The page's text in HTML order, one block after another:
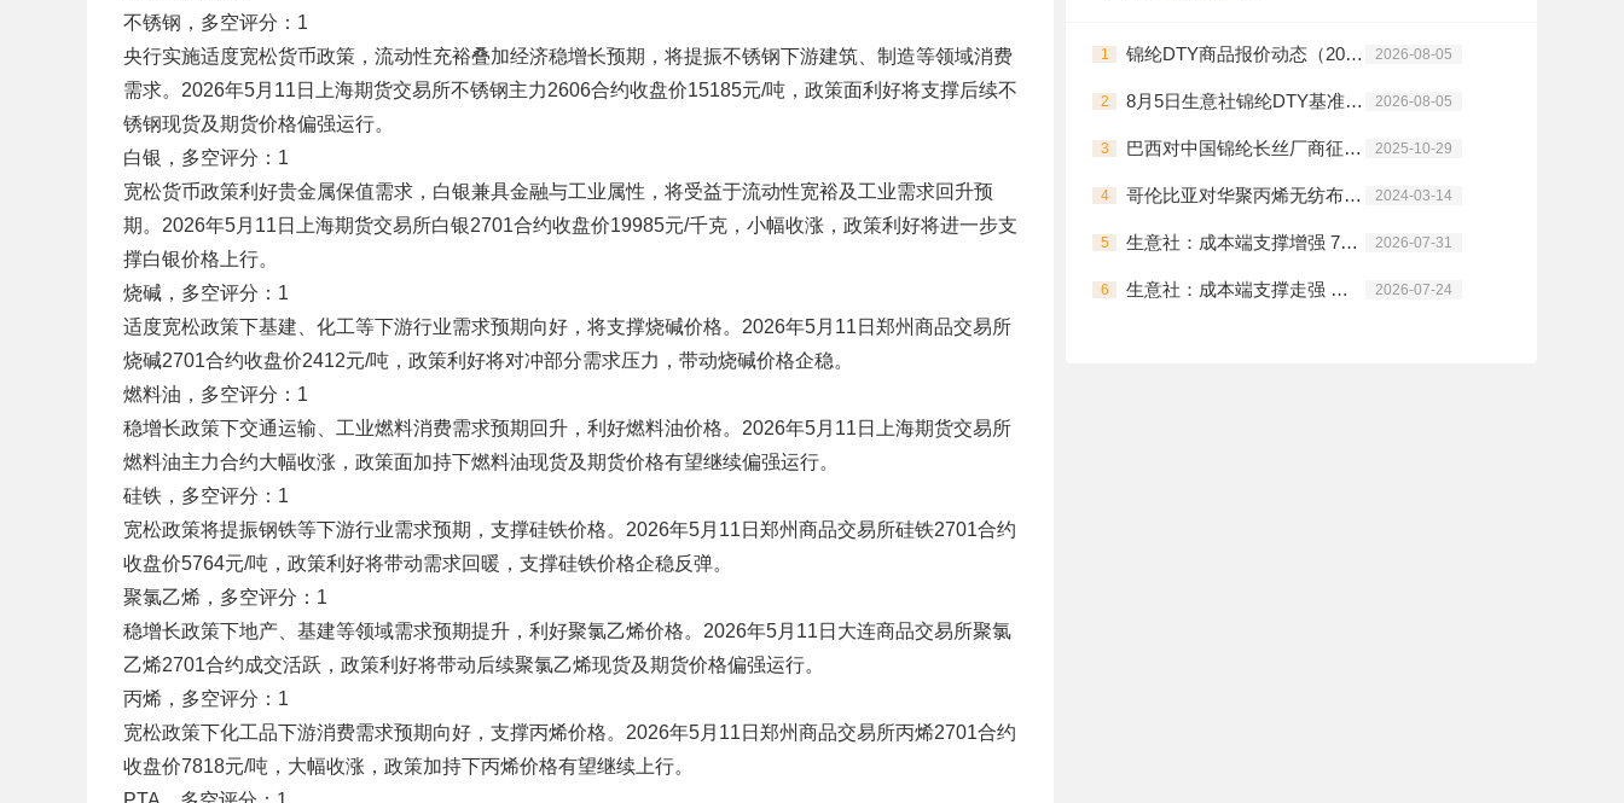
不锈钢，多空评分：1
央行实施适度宽松货币政策，流动性充裕叠加经济稳增长预期，将提振不锈钢下游建筑、制造等领域消费
需求。2026年5月11日上海期货交易所不锈钢主力2606合约收盘价15185元/吨，政策面利好将支撑后续不
锈钢现货及期货价格偏强运行。
白银，多空评分：1
宽松货币政策利好贵金属保值需求，白银兼具金融与工业属性，将受益于流动性宽裕及工业需求回升预
期。2026年5月11日上海期货交易所白银2701合约收盘价19985元/千克，小幅收涨，政策利好将进一步支
撑白银价格上行。
烧碱，多空评分：1
适度宽松政策下基建、化工等下游行业需求预期向好，将支撑烧碱价格。2026年5月11日郑州商品交易所
烧碱2701合约收盘价2412元/吨，政策利好将对冲部分需求压力，带动烧碱价格企稳。
燃料油，多空评分：1
稳增长政策下交通运输、工业燃料消费需求预期回升，利好燃料油价格。2026年5月11日上海期货交易所
燃料油主力合约大幅收涨，政策面加持下燃料油现货及期货价格有望继续偏强运行。
硅铁，多空评分：1
宽松政策将提振钢铁等下游行业需求预期，支撑硅铁价格。2026年5月11日郑州商品交易所硅铁2701合约
收盘价5764元/吨，政策利好将带动需求回暖，支撑硅铁价格企稳反弹。
聚氯乙烯，多空评分：1
稳增长政策下地产、基建等领域需求预期提升，利好聚氯乙烯价格。2026年5月11日大连商品交易所聚氯
乙烯2701合约成交活跃，政策利好将带动后续聚氯乙烯现货及期货价格偏强运行。
丙烯，多空评分：1
宽松政策下化工品下游消费需求预期向好，支撑丙烯价格。2026年5月11日郑州商品交易所丙烯2701合约
收盘价7818元/吨，大幅收涨，政策加持下丙烯价格有望继续上行。
1 锦纶DTY商品报价动态（2026-08-05） 2026-08-05
2 8月5日生意社锦纶DTY基准价为16120.00元/吨 2026-08-05
3 巴西对中国锦纶长丝厂商征收临时反倾销税 2025-10-29
4 哥伦比亚对华聚丙烯无纺布启动反倾销调查 2024-03-14
5 生意社：成本端支撑增强 7月锦纶长丝价格上行 2026-07-31
6 生意社：成本端支撑走强 锦纶长丝全品类集中拉涨 2026-07-24